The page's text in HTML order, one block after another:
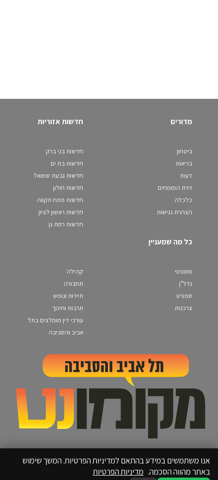
מדורים
ביטחון
בריאות
דעות
זירת המומחים
כלכלה
הצהרת נגישות
חדשות אזוריות
חדשות בני ברק
חדשות בת ים
חדשות גבעת שמואל
חדשות חולון
חדשות פתח תקווה
חדשות ראשון לציון
חדשות רמת גן
כל מה שמעניין
משפטי
נדל"ן
ספורט
צרכנות
קהילה
תחבורה
תיירות ונופש
תרבות וחינוך
עורכי דין מומלצים בתל
אביב והסביבה
אנו משתמשים במידע בהתאם למדיניות הפרטיות. המשך שימוש
באתר מהווה הסכמה. מדיניות הפרטיות